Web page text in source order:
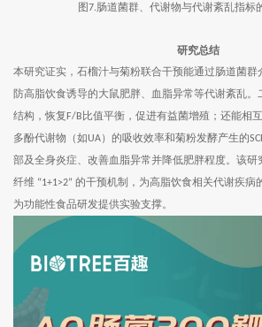
图7.肠道菌群、代谢物与代谢紊乱指标
研究总结
本研究证实，石榴汁与菊粉联合干预能通过肠道菌群
防高脂饮食诱导的大鼠肥胖、血脂异常等代谢紊乱
结构，恢复 F/B 比值平衡，促进有益菌增殖；还能相
多酚代谢物（如UA）的吸收效率和菊粉发酵产生的
部及全身炎症、改善血脂异常并降低肥胖程度。该研
纤维 “1+1>2” 的干预机制，为高脂饮食相关代谢疾病
为功能性食品研发提供实验支撑。